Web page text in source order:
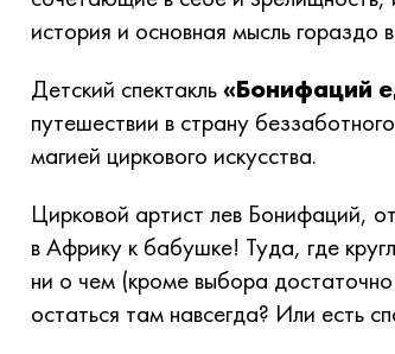
история и основная мысль
Детский спектакль«Бонифаций
путешествии в страну
магией циркового искусства.
Цирковой артист лев Бонифаций,
в Африку к бабушке! Туда, где
ни о чем (кроме выбора
остаться там навсегда? Или есть